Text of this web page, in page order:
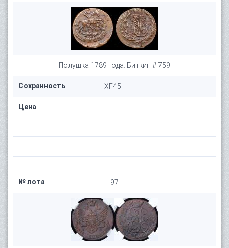
Полушка 1789 года. Биткин # 759
Сохранность XF45
Цена
№ лота 97